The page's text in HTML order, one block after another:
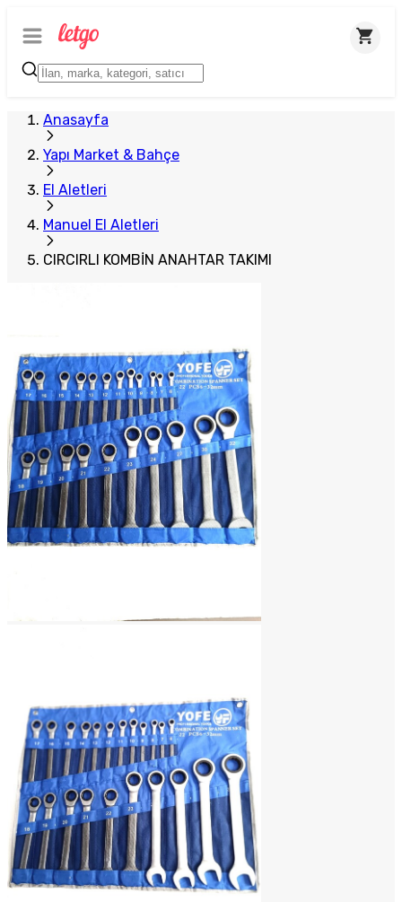
Anasayfa
Yapı Market & Bahçe
El Aletleri
Manuel El Aletleri
CIRCIRLI KOMBİN ANAHTAR TAKIMI
Plus Satıcı